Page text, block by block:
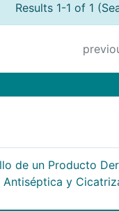
Results 1-1 of 1
de un Producto
y